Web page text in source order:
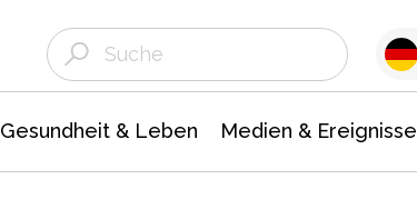
Gesundheit & Leben Medien & Ereignisse